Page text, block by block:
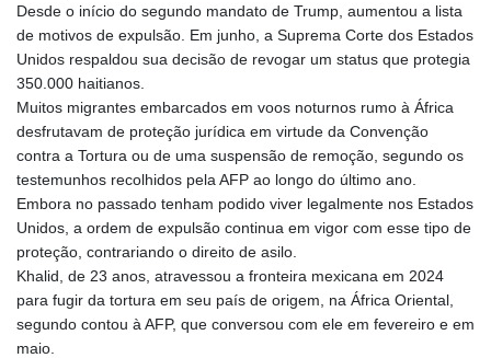
NZD 1.962346
OMR 0.443084
PAB 1.15453
PGK 5.100921
PHP 70.185659
PKR 320.527693
PLN 4.302263
PYG 6867.585958
QAR 4.220243
RON 5.256461
RSD 117.34213
RUB 94.667126
RWF 1696.038636
Desde o início do segundo mandato de Trump, aumentou a lista
de motivos de expulsão. Em junho, a Suprema Corte dos Estados
Unidos respaldou sua decisão de revogar um status que protegia
350.000 haitianos.
Muitos migrantes embarcados em voos noturnos rumo à África
desfrutavam de proteção jurídica em virtude da Convenção
contra a Tortura ou de uma suspensão de remoção, segundo os
testemunhos recolhidos pela AFP ao longo do último ano.
Embora no passado tenham podido viver legalmente nos Estados
Unidos, a ordem de expulsão continua em vigor com esse tipo de
proteção, contrariando o direito de asilo.
Khalid, de 23 anos, atravessou a fronteira mexicana em 2024
para fugir da tortura em seu país de origem, na África Oriental,
segundo contou à AFP, que conversou com ele em fevereiro e em
maio.